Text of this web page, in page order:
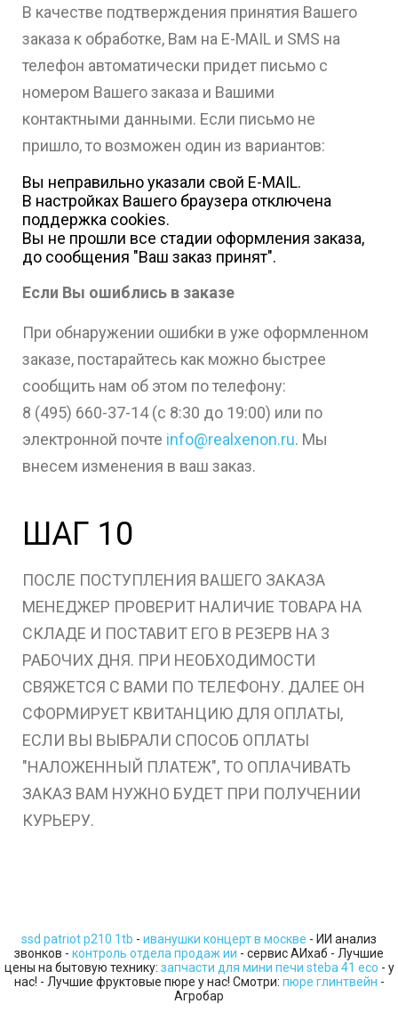
В качестве подтверждения принятия Вашего
заказа к обработке, Вам на E-MAIL и SMS на
телефон автоматически придет письмо с
номером Вашего заказа и Вашими
контактными данными. Если письмо не
пришло, то возможен один из вариантов:
Вы неправильно указали свой Е-MAIL.
В настройках Вашего браузера отключена
поддержка cооkies.
Вы не прошли все стадии оформления заказа,
до сообщения "Ваш заказ принят".
Если Вы ошиблись в заказе
При обнаружении ошибки в уже оформленном
заказе, постарайтесь как можно быстрее
сообщить нам об этом по телефону:
8 (495) 660-37-14(с 8:30 до 19:00) или по
электронной почте info@realxenon.ru. Мы
внесем изменения в ваш заказ.
ШАГ 10
ПОСЛЕ ПОСТУПЛЕНИЯ ВАШЕГО ЗАКАЗА
МЕНЕДЖЕР ПРОВЕРИТ НАЛИЧИЕ ТОВАРА НА
СКЛАДЕ И ПОСТАВИТ ЕГО В РЕЗЕРВ НА 3
РАБОЧИХ ДНЯ. ПРИ НЕОБХОДИМОСТИ
СВЯЖЕТСЯ С ВАМИ ПО ТЕЛЕФОНУ. ДАЛЕЕ ОН
СФОРМИРУЕТ КВИТАНЦИЮ ДЛЯ ОПЛАТЫ,
ЕСЛИ ВЫ ВЫБРАЛИ СПОСОБ ОПЛАТЫ
"НАЛОЖЕННЫЙ ПЛАТЕЖ", ТО ОПЛАЧИВАТЬ
ЗАКАЗ ВАМ НУЖНО БУДЕТ ПРИ ПОЛУЧЕНИИ
КУРЬЕРУ.
ssd patriot p210 1tb - иванушки концерт в москве - ИИ анализ
звонков - контроль отдела продаж ии - сервис АИхаб - Лучшие
цены на бытовую технику: запчасти для мини печи steba 41 eco - у
нас! - Лучшие фруктовые пюре у нас! Смотри: пюре глинтвейн -
Агробар